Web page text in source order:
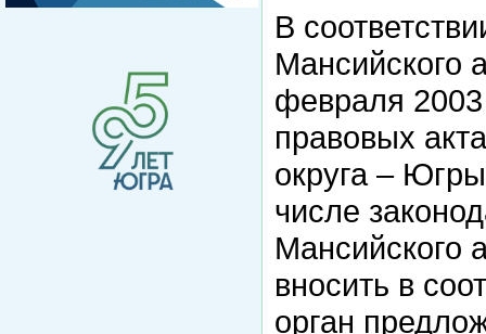
В
Мансийского
февраля
правовых
округа –
числе
Мансийского
вносить в
орган